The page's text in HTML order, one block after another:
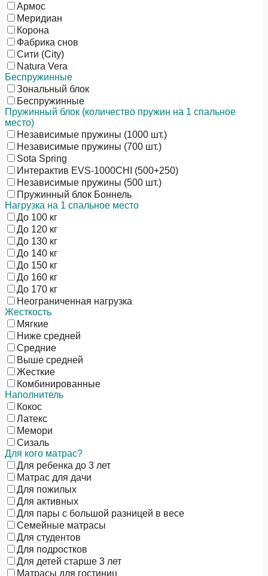
Армос
Меридиан
Корона
Фабрика снов
Сити (City)
Natura Vera
Беспружинные
Зональный блок
Беспружинные
Пружинный блок (количество пружин на 1 спальное
место)
Независимые пружины (1000 шт.)
Независимые пружины (700 шт.)
Sota Spring
Интерактив EVS-1000CHI (500+250)
Независимые пружины (500 шт.)
Пружинный блок Боннель
Нагрузка на 1 спальное место
До 100 кг
До 120 кг
До 130 кг
До 140 кг
До 150 кг
До 160 кг
До 170 кг
Неограниченная нагрузка
Жесткость
Мягкие
Ниже средней
Средние
Выше средней
Жесткие
Комбинированные
Наполнитель
Кокос
Латекс
Мемори
Сизаль
Для кого матрас?
Для ребенка до 3 лет
Матрас для дачи
Для пожилых
Для активных
Для пары с большой разницей в весе
Семейные матрасы
Для студентов
Для подростков
Для детей старше 3 лет
Матрасы для гостиниц